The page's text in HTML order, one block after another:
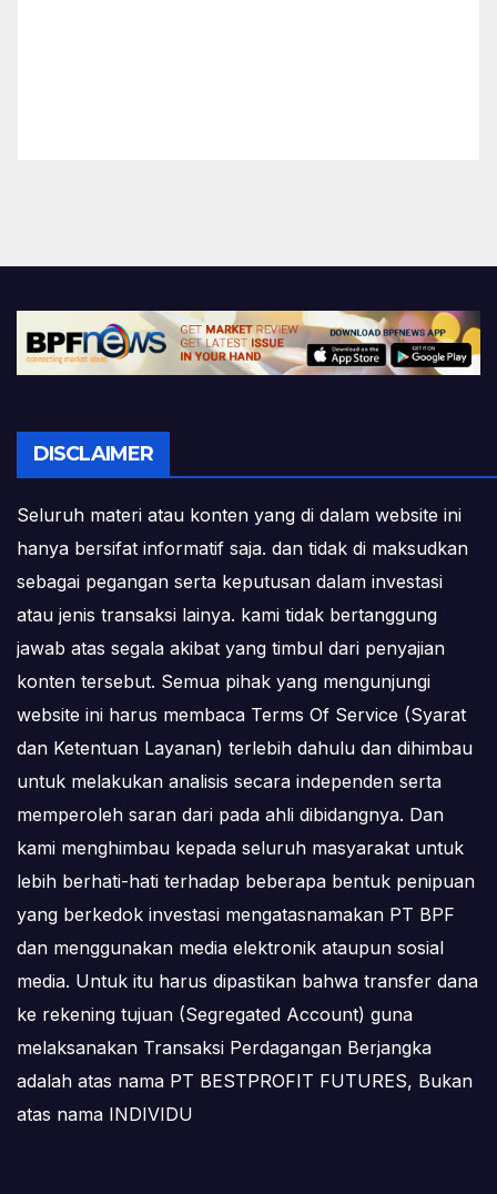
DISCLAIMER
Seluruh materi atau konten yang di dalam website ini
hanya bersifat informatif saja. dan tidak di maksudkan
sebagai pegangan serta keputusan dalam investasi
atau jenis transaksi lainya. kami tidak bertanggung
jawab atas segala akibat yang timbul dari penyajian
konten tersebut. Semua pihak yang mengunjungi
website ini harus membaca Terms Of Service (Syarat
dan Ketentuan Layanan) terlebih dahulu dan dihimbau
untuk melakukan analisis secara independen serta
memperoleh saran dari pada ahli dibidangnya. Dan
kami menghimbau kepada seluruh masyarakat untuk
lebih berhati-hati terhadap beberapa bentuk penipuan
yang berkedok investasi mengatasnamakan PT BPF
dan menggunakan media elektronik ataupun sosial
media. Untuk itu harus dipastikan bahwa transfer dana
ke rekening tujuan (Segregated Account) guna
melaksanakan Transaksi Perdagangan Berjangka
adalah atas nama PT BESTPROFIT FUTURES, Bukan
atas nama INDIVIDU